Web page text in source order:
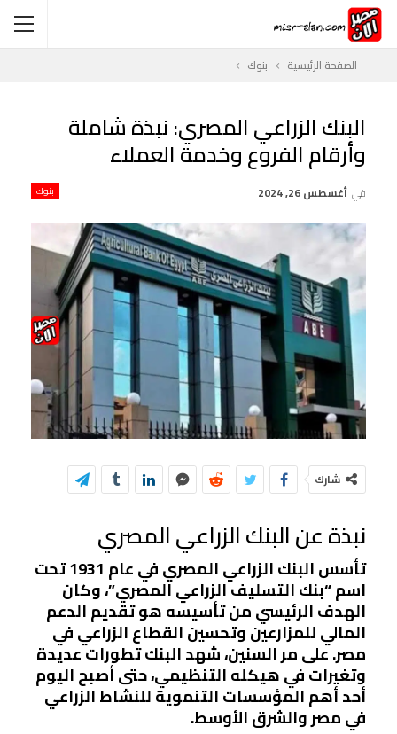
الصفحة الرئيسية بنوك
البنك الزراعي المصري: نبذة شاملة
وأرقام الفروع وخدمة العملاء
بنوك في أغسطس 26, 2024
شارك
نبذة عن البنك الزراعي المصري
تأسس البنك الزراعي المصري في عام 1931 تحت
اسم “بنك التسليف الزراعي المصري”، وكان
الهدف الرئيسي من تأسيسه هو تقديم الدعم
المالي للمزارعين وتحسين القطاع الزراعي في
مصر. على مر السنين، شهد البنك تطورات عديدة
وتغيرات في هيكله التنظيمي، حتى أصبح اليوم
أحد أهم المؤسسات التنموية للنشاط الزراعي
في مصر والشرق الأوسط.